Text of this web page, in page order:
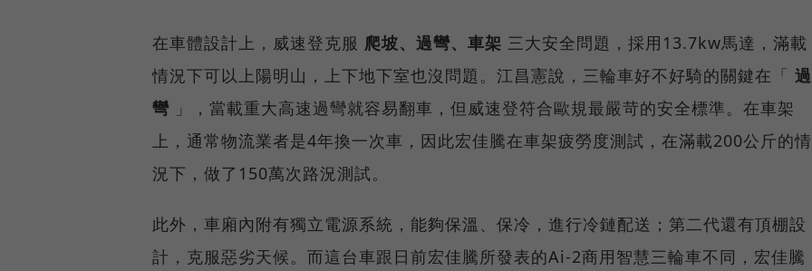
在車體設計上，威速登克服 爬坡、過彎、車架 三大安全問題，採用13.7kw馬達，滿載
情況下可以上陽明山，上下地下室也沒問題。江昌憲說，三輪車好不好騎的關鍵在「 過
彎 」，當載重大高速過彎就容易翻車，但威速登符合歐規最嚴苛的安全標準。在車架
上，通常物流業者是4年換一次車，因此宏佳騰在車架疲勞度測試，在滿載200公斤的情
況下，做了150萬次路況測試。
此外，車廂內附有獨立電源系統，能夠保溫、保冷，進行冷鏈配送；第二代還有頂棚設
計，克服惡劣天候。而這台車跟日前宏佳騰所發表的Ai-2商用智慧三輪車不同，宏佳騰